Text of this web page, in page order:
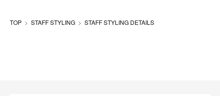
TOP STAFF STYLING STAFF STYLING DETAILS